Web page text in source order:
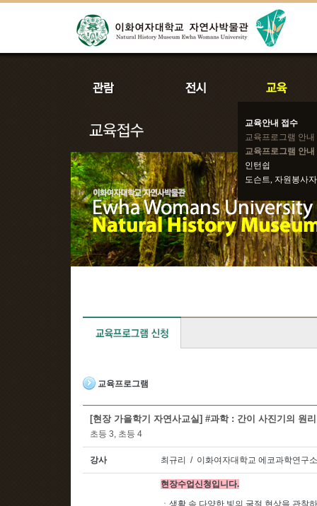
교육안내 접수
교육프로그램 안내
교육프로그램 안내
인턴쉽
도슨트, 자원봉사자
교육프로그램
[현장 가을학기 자연사교실] #과학 : 간이 사진기의 원
초등 3, 초등 4
강사 최규리 / 이화여자대학교 에코과학연구
현장수업신청입니다.
ㆍ 생활 속 다양한 빛의 굴절 현상을 관찰